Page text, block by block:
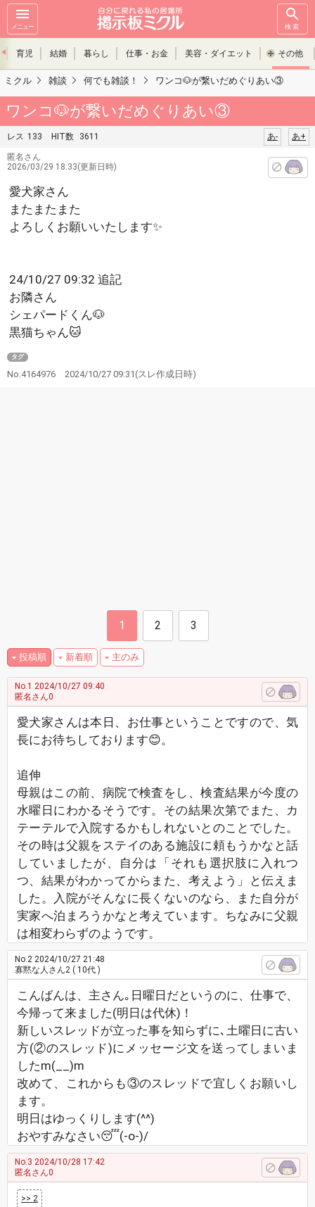
メニュー 検索
育児 結婚 暮らし 仕事・お金 美容・ダイエット その他
ミクル 雑談 何でも雑談！ ワンコ🐶が繋いだめぐりあい③
ワンコ🐶が繋いだめぐりあい③
レス 133 HIT数 3611 あ+
あ-
匿名さん
2026/03/29 18:33(更新日時)
愛犬家さん
またまたまた
よろしくお願いいたします✨
24/10/27 09:32 追記
お隣さん
シェパードくん🐶
黒猫ちゃん🐱
タグ
No.4164976 2024/10/27 09:31 (スレ作成日時)
1 2 3
投稿順 新着順 主のみ
No.1 2024/10/27 09:40
匿名さん0
愛犬家さんは本日、お仕事ということですので、気
長にお待ちしております😊。
追伸
母親はこの前、病院で検査をし、検査結果が今度の
水曜日にわかるそうです。その結果次第でまた、カ
テーテルで入院するかもしれないとのことでした。
その時は父親をステイのある施設に頼もうかなと話
していましたが、自分は「それも選択肢に入れつ
つ、結果がわかってからまた、考えよう」と伝えま
した。入院がそんなに長くないのなら、また自分が
実家へ泊まろうかなと考えています。ちなみに父親
は相変わらずのようです。
No.2 2024/10/27 21:48
寡黙な人さん2 ( 10代 )
こんばんは、主さん｡日曜日だというのに、仕事で、
今帰って来ました(明日は代休)！
新しいスレッドが立った事を知らずに､土曜日に古い
方(②のスレッド)にメッセージ文を送ってしまいま
したm(__)m
改めて、これからも③のスレッドで宜しくお願いし
ます。
明日はゆっくりします(^^)
おやすみなさい😴(-o-)/
No.3 2024/10/28 17:42
匿名さん0
>> 2